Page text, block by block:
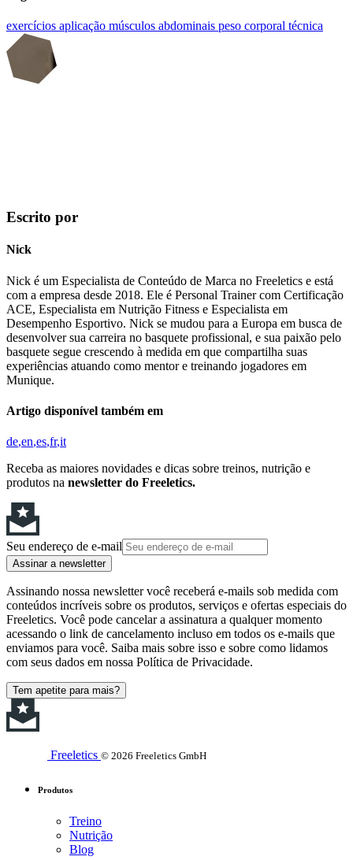
exercícios aplicação músculos abdominais peso corporal técnica
Escrito por
Nick
Nick é um Especialista de Conteúdo de Marca no Freeletics e está
com a empresa desde 2018. Ele é Personal Trainer com Certificação
ACE, Especialista em Nutrição Fitness e Especialista em
Desempenho Esportivo. Nick se mudou para a Europa em busca de
desenvolver sua carreira no basquete profissional, e sua paixão pelo
basquete segue crescendo à medida em que compartilha suas
experiências atuando como mentor e treinando jogadores em
Munique.
Artigo disponível também em
de en es fr it
Receba as maiores novidades e dicas sobre treinos, nutrição e
produtos na newsletter do Freeletics.
Seu endereço de e-mail
Assinar a newsletter
Assinando nossa newsletter você receberá e-mails sob medida com
conteúdos incríveis sobre os produtos, serviços e ofertas especiais do
Freeletics. Você pode cancelar a assinatura a qualquer momento
acessando o link de cancelamento incluso em todos os e-mails que
enviamos para você. Saiba mais sobre isso e sobre como lidamos
com seus dados em nossa Política de Privacidade.
Tem apetite para mais?
Freeletics © 2026 Freeletics GmbH
Produtos
Treino
Nutrição
Blog